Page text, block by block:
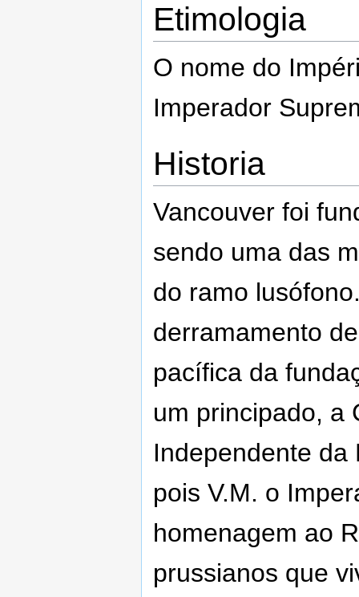
Etimologia
O nome do
Imperador
Historia
Vancouver foi
sendo uma das
do ramo
derramamento
pacífica da
um principado, a
Independente da
pois V.M. o
homenagem ao
prussianos que